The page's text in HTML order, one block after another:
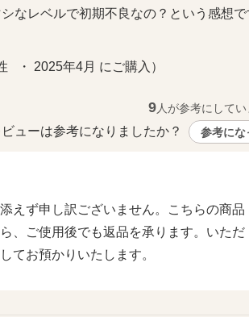
なレベルで初期不良なの？という感想で
・ 2025年4月 にご購入）
9人が参考にしてい
ューは参考になりましたか？ 参考にな
えず申し訳ございません。こちらの商品
、ご使用後でも返品を承ります。いただ
てお預かりいたします。